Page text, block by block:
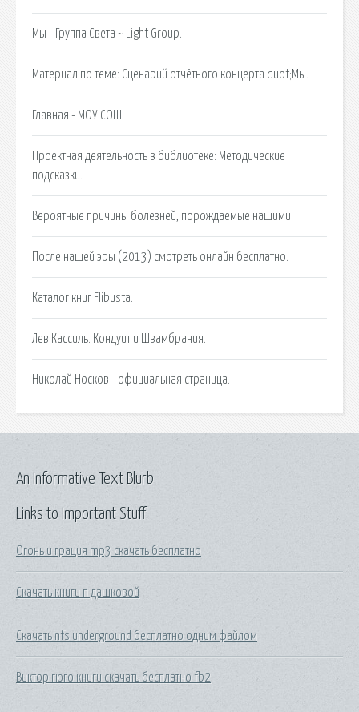
Мы - Группа Света ~ Light Group.
Материал по теме: Сценарий отчётного концерта quot;Мы.
Главная - МОУ СОШ
Проектная деятельность в библиотеке: Методические
подсказки.
Вероятные причины болезней, порождаемые нашими.
После нашей эры (2013) смотреть онлайн бесплатно.
Каталог книг Flibusta.
Лев Кассиль. Кондуит и Швамбрания.
Николай Носков - официальная страница.
Links to Important Stuff
Огонь и грация mp3 скачать бесплатно
Скачать книги п дашковой
Скачать nfs underground бесплатно одним файлом
Виктор гюго книги скачать бесплатно fb2
An Informative Text Blurb